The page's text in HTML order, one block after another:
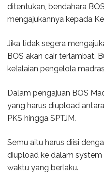
ditentukan, bendahara
mengajukannya kepada
Jika tidak segera
BOS akan cair terlambat.
kelalaian pengelola
Dalam pengajuan BOS
yang harus diupload
PKS hingga SPTJM.
Semu aitu harus diisi
diupload ke dalam system
waktu yang berlaku.